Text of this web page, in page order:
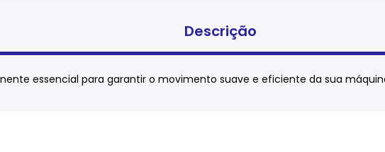
Descrição
essencial para garantir o movimento suave e eficiente da sua